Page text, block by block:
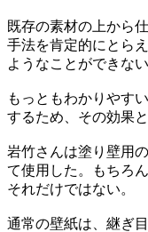
既存の素材の上から
手法を肯定的にとら
ようなことができな
もっともわかりやす
するため、その効果
岩竹さんは塗り壁用
て使用した。もちろ
それだけではない。
通常の壁紙は、継ぎ